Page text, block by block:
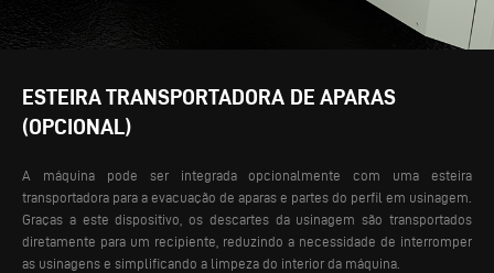
ESTEIRA TRANSPORTADORA DE APARAS
(OPCIONAL)
A máquina pode ser integrada opcionalmente com uma esteira
transportadora para a evacuação de aparas e partes do perfil em usinagem.
Graças a este dispositivo, os descartes da usinagem são transportados
diretamente para um recipiente, reduzindo a necessidade de interromper
as usinagens e simplificando a limpeza do interior da máquina.